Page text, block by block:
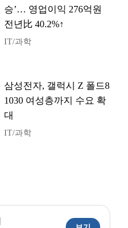
승’… 영업이익 276억원
전년比 40.2%↑
IT/과학
삼성전자, 갤럭시 Z 폴드8
1030 여성층까지 수요 확
대
IT/과학